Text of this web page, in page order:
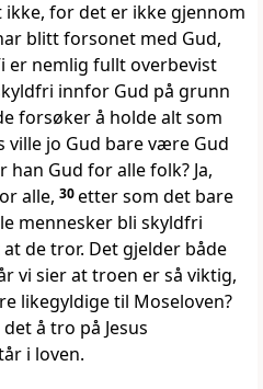
for det er ikke gjennom
blitt forsonet med Gud,
er nemlig fullt overbevist
innfor Gud på grunn
forsøker å holde alt som
ville jo Gud bare være Gud
Gud for alle folk? Ja,
alle, 30etter som det bare
mennesker bli skyldfri
de tror. Det gjelder både
vi sier at troen er så viktig,
likegyldige til Moseloven?
å tro på Jesus
i loven.